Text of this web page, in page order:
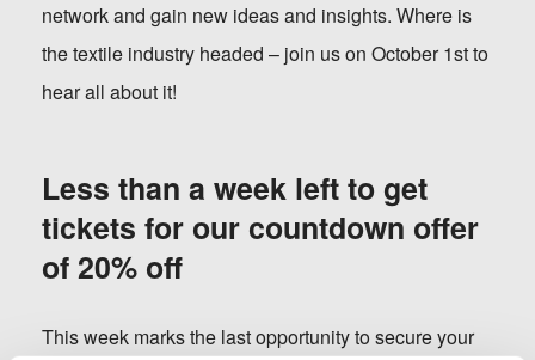
network and gain new ideas and insights. Where is
the textile industry headed – join us on October 1stto
hear all about it!
Less than a week leftto get
tickets for our countdown offer
of 20% off
This week marks the lastopportunityto secure your